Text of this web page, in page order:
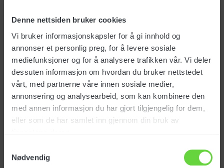
Denne nettsiden bruker cookies
Vi bruker informasjonskapsler for å gi innhold og
annonser et personlig preg, for å levere sosiale
mediefunksjoner og for å analysere trafikken vår. Vi deler
dessuten informasjon om hvordan du bruker nettstedet
vårt, med partnerne våre innen sosiale medier,
annonsering og analysearbeid, som kan kombinere den
med annen informasjon du har gjort tilgjengelig for dem,
eller som de har samlet inn gjennom din bruk av
Nødvendig
Art.no.: 130199
EUR69 ex. vat
Suction hose chrome Ø50
3 parts